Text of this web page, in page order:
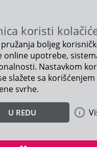
koristi
boljeg
online upotrebe,
Nastavkom
slažete sa
svrhe.
U REDU